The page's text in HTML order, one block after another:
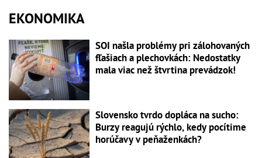
EKONOMIKA
SOI našla problémy pri zálohovaných
fľašiach a plechovkách: Nedostatky
mala viac než štvrtina prevádzok!
Slovensko tvrdo dopláca na sucho:
Burzy reagujú rýchlo, kedy pocítime
horúčavy v peňaženkách?